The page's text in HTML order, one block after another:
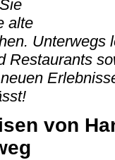
alte
Unterwegs
Restaurants
von